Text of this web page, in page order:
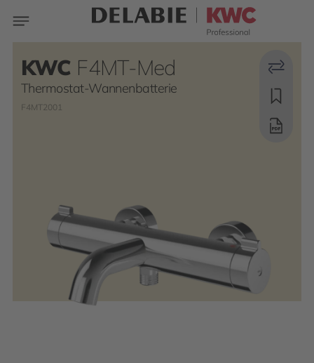
KWC F4MT-Med
Thermostat-Wannenbatterie
F4MT2001